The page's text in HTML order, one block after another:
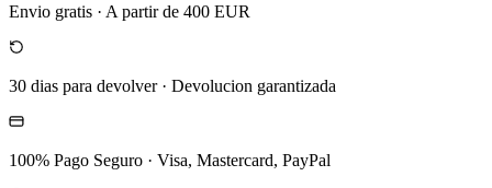
Envio gratis · A partir de 400 EUR
30 dias para devolver· Devolucion garantizada
100% Pago Seguro · Visa, Mastercard, PayPal